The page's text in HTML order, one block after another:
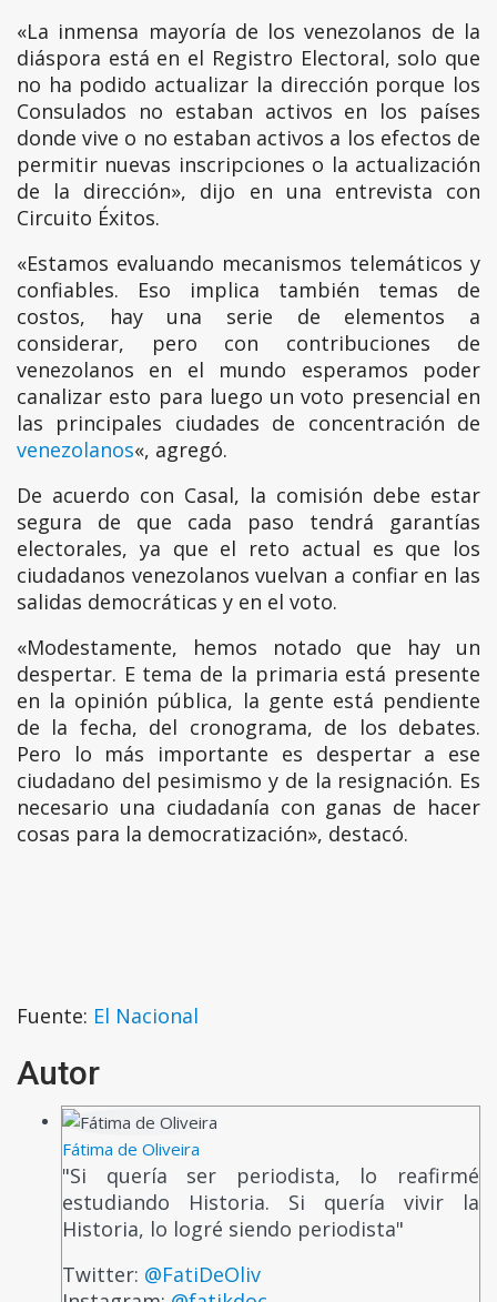
«La inmensa mayoría de los venezolanos de la
diáspora está en el Registro Electoral, solo que
no ha podido actualizar la dirección porque los
Consulados no estaban activos en los países
donde vive o no estaban activos a los efectos de
permitir nuevas inscripciones o la actualización
de la dirección», dijo en una entrevista con
Circuito Éxitos.
«Estamos evaluando mecanismos telemáticos y
confiables. Eso implica también temas de
costos, hay una serie de elementos a
considerar, pero con contribuciones de
venezolanos en el mundo esperamos poder
canalizar esto para luego un voto presencial en
las principales ciudades de concentración de
venezolanos«, agregó.
De acuerdo con Casal, la comisión debe estar
segura de que cada paso tendrá garantías
electorales, ya que el reto actual es que los
ciudadanos venezolanos vuelvan a confiar en las
salidas democráticas y en el voto.
«Modestamente, hemos notado que hay un
despertar. E tema de la primaria está presente
en la opinión pública, la gente está pendiente
de la fecha, del cronograma, de los debates.
Pero lo más importante es despertar a ese
ciudadano del pesimismo y de la resignación. Es
necesario una ciudadanía con ganas de hacer
cosas para la democratización», destacó.
Fuente: El Nacional
Autor
Fátima de Oliveira
"Si quería ser periodista, lo reafirmé
estudiando Historia. Si quería vivir la
Historia, lo logré siendo periodista"
Twitter: @FatiDeOliv